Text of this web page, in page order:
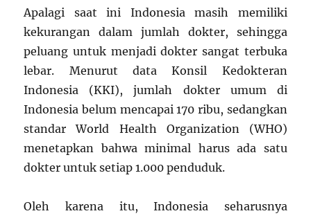
Apalagi saat ini Indonesia masih memiliki
kekurangan dalam jumlah dokter, sehingga
peluang untuk menjadi dokter sangat terbuka
lebar. Menurut data Konsil Kedokteran
Indonesia (KKI), jumlah dokter umum di
Indonesia belum mencapai 170 ribu, sedangkan
standar World Health Organization (WHO)
menetapkan bahwa minimal harus ada satu
dokter untuk setiap 1.000 penduduk.
Oleh karena itu, Indonesia seharusnya